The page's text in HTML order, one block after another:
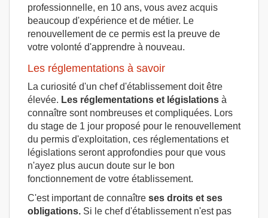
professionnelle, en 10 ans, vous avez acquis
beaucoup d'expérience et de métier. Le
renouvellement de ce permis est la preuve de
votre volonté d'apprendre à nouveau.
Les réglementations à savoir
La curiosité d'un chef d'établissement doit être
élevée. Les réglementations et législations à
connaître sont nombreuses et compliquées. Lors
du stage de 1 jour proposé pour le renouvellement
du permis d'exploitation, ces réglementations et
législations seront approfondies pour que vous
n'ayez plus aucun doute sur le bon
fonctionnement de votre établissement.
C'est important de connaître ses droits et ses
obligations. Si le chef d'établissement n'est pas